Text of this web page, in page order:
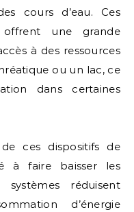
cours d’eau. Ces
offrent une grande
à des ressources
ou un lac, ce
dans certaines
ces dispositifs de
à faire baisser les
réduisent
d’énergie